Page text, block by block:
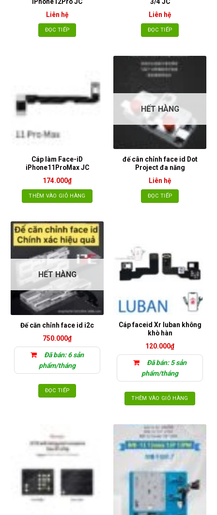
Liên hệ
ĐỌC TIẾP
Liên hệ
ĐỌC TIẾP
Cáp làm Face-iD
iPhone11ProMax JC
174.000₫
THÊM VÀO GIỎ HÀNG
HẾT HÀNG
đế cân chỉnh face id Dot
Project đa năng
Liên hệ
ĐỌC TIẾP
HẾT HÀNG
Đế căn chỉnh face id i2c
750.000₫
Đã bán: 6 sản
phẩm/tháng
ĐỌC TIẾP
Cáp faceid Xr luban không
khò hàn
120.000₫
Đã bán: 5 sản
phẩm/tháng
THÊM VÀO GIỎ HÀNG